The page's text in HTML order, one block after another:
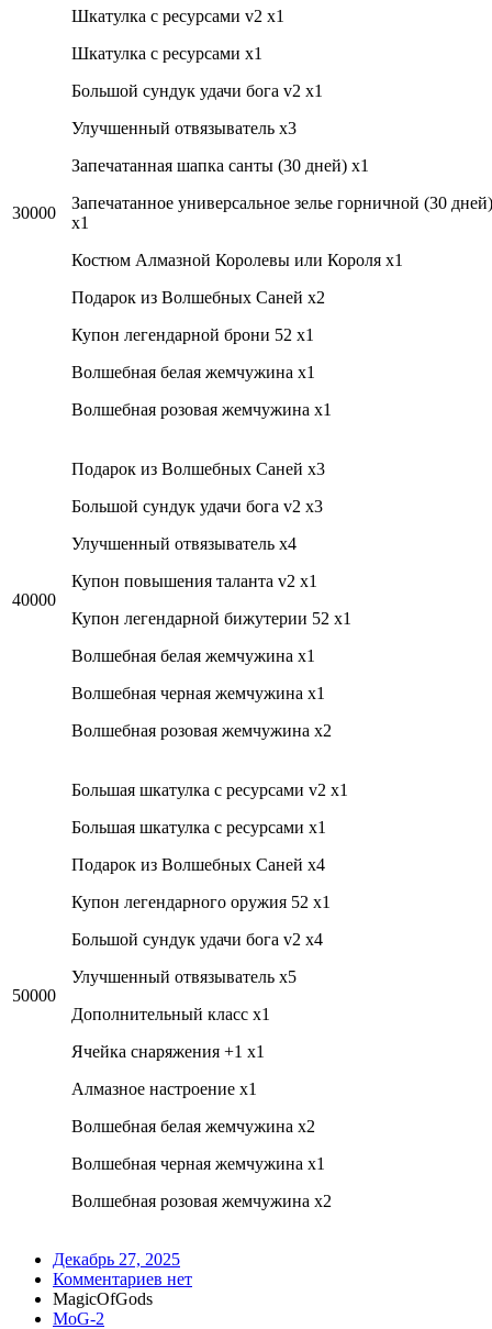
30000
Шкатулка с ресурсами v2 x1
Шкатулка с ресурсами x1
Большой сундук удачи бога v2 x1
Улучшенный отвязыватель x3
Запечатанная шапка санты (30 дней) x1
Запечатанное универсальное зелье горничной (30 дней)
x1
Костюм Алмазной Королевы или Короля x1
Подарок из Волшебных Саней x2
Купон легендарной брони 52 x1
Волшебная белая жемчужина x1
Волшебная розовая жемчужина x1
40000
Подарок из Волшебных Саней x3
Большой сундук удачи бога v2 x3
Улучшенный отвязыватель x4
Купон повышения таланта v2 x1
Купон легендарной бижутерии 52 x1
Волшебная белая жемчужина x1
Волшебная черная жемчужина x1
Волшебная розовая жемчужина x2
50000
Большая шкатулка с ресурсами v2 x1
Большая шкатулка с ресурсами x1
Подарок из Волшебных Саней x4
Купон легендарного оружия 52 x1
Большой сундук удачи бога v2 x4
Улучшенный отвязыватель x5
Дополнительный класс x1
Ячейка снаряжения +1 x1
Алмазное настроение x1
Волшебная белая жемчужина x2
Волшебная черная жемчужина x1
Волшебная розовая жемчужина x2
Декабрь 27, 2025
Комментариев нет
MagicOfGods
MoG-2